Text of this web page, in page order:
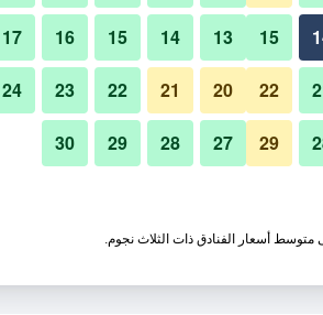
صور لـ ستاي وورك أساكوسا
15
22
29
13
14
15
16
17
20
21
22
23
24
27
28
29
30
متوسط أسعار الفنادق ذات الثلاث نجوم.